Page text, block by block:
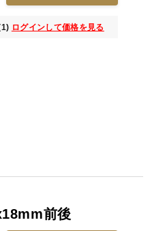
ログインして価格を見る
前後